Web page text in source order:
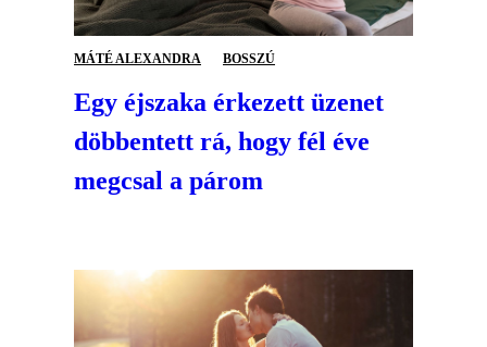
MÁTÉ ALEXANDRA BOSSZÚ
Egy éjszaka érkezett üzenet
döbbentett rá, hogy fél éve
megcsal a párom